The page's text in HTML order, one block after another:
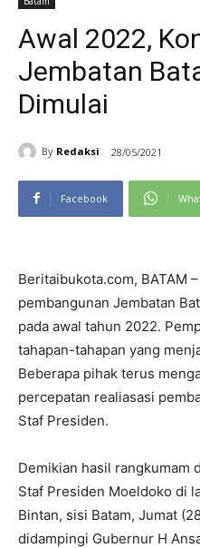
Awal 2022,
Jembatan
Dimulai
By Redaksi 28/05/2021
Facebook
Beritaibukota.com, BATAM
pembangunan Jembatan
pada awal tahun 2022.
tahapan-tahapan yang
Beberapa pihak terus
percepatan realiasasi
Staf Presiden.
Demikian hasil rangkumam
Staf Presiden Moeldoko di
Bintan, sisi Batam, Jumat
didampingi Gubernur H